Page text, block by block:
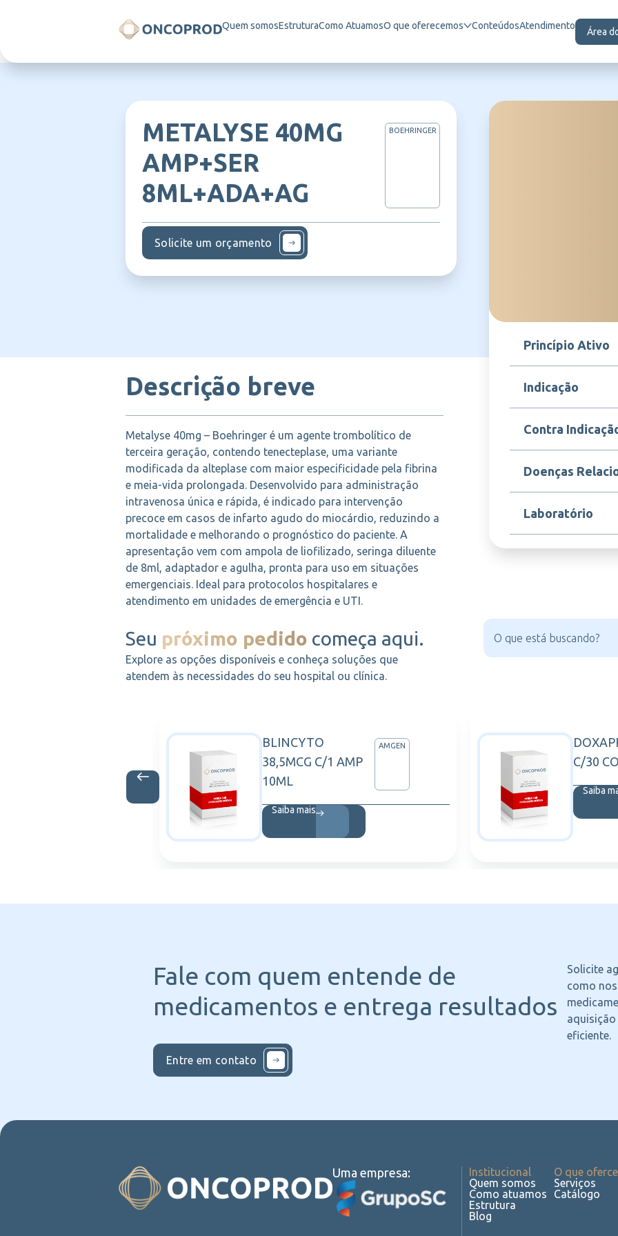
Quem somosEstruturaComo AtuamosO que oferecemos ConteúdosAtendimento
Área
METALYSE 40MG
AMP+SER
8ML+ADA+AG
BOEHRINGER
Solicite um orçamento
Princípio Ativo
Tenecteplase
Indicação
Metalyse é indicado
infarto agudo do
segmento ST, para
ser administrado o
Contra
Contraindicado em
vascular cerebral
cerebrais,
componentes da
Doenças
Infarto agudo do
coronariana aguda,
Laboratório
BOEHRINGER
Descrição breve
Metalyse 40mg – Boehringer é um agente trombolítico de
terceira geração, contendo tenecteplase, uma variante
modificada da alteplase com maior especificidade pela fibrina
e meia-vida prolongada. Desenvolvido para administração
intravenosa única e rápida, é indicado para intervenção
precoce em casos de infarto agudo do miocárdio, reduzindo a
mortalidade e melhorando o prognóstico do paciente. A
apresentação vem com ampola de liofilizado, seringa diluente
de 8ml, adaptador e agulha, pronta para uso em situações
emergenciais. Ideal para protocolos hospitalares e
atendimento em unidades de emergência e UTI.
Seu próximo pedido começa aqui.
Explore as opções disponíveis e conheça soluções que
atendem às necessidades do seu hospital ou clínica.
BLINCYTO
38,5MCG C/1 AMP
10ML
AMGEN
Saiba mais
C/30
Saiba
Fale com quem entende de
medicamentos e entrega resultados
Solicite
como
aquisição
eficiente.
Entre em contato
Uma empresa:
Institucional
Quem somos
Como atuamos
Estrutura
Blog
O que
Serviços
Catálogo